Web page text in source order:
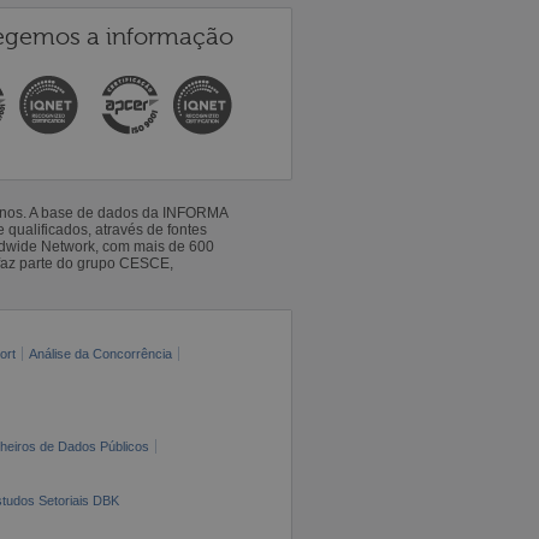
a informação
A base de dados da INFORMA
qualificados, através de fontes
Network, com mais de 600
parte do grupo CESCE,
Análise da Concorrência
de Dados Públicos
Setoriais DBK